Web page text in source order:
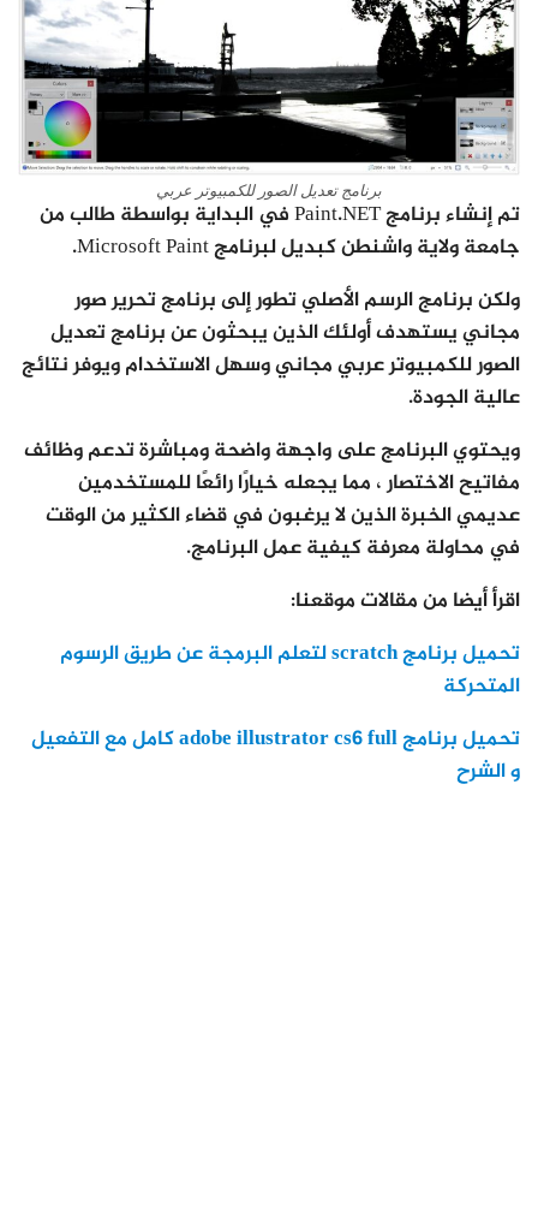
برنامج تعديل الصور للكمبيوتر عربي
تم إنشاء برنامج Paint.NET في البداية بواسطة طالب من
جامعة ولاية واشنطن كبديل لبرنامج Microsoft Paint.
ولكن برنامج الرسم الأصلي تطور إلى برنامج تحرير صور
مجاني يستهدف أولئك الذين يبحثون عن برنامج تعديل
الصور للكمبيوتر عربي مجاني وسهل الاستخدام ويوفر نتائج
عالية الجودة.
ويحتوي البرنامج على واجهة واضحة ومباشرة تدعم وظائف
مفاتيح الاختصار ، مما يجعله خيارًا رائعًا للمستخدمين
عديمي الخبرة الذين لا يرغبون في قضاء الكثير من الوقت
في محاولة معرفة كيفية عمل البرنامج.
اقرأ أيضا من مقالات موقعنا:
تحميل برنامج scratch لتعلم البرمجة عن طريق الرسوم
المتحركة
تحميل برنامج adobe illustrator cs6 full كامل مع التفعيل
و الشرح